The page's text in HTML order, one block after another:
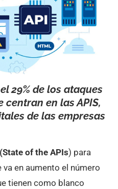
29% de los ataques
centran en las APIS,
de las empresas
of the APIs) para
en aumento el número
tienen como blanco